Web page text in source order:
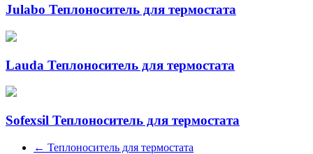
Julabo Теплоноситель для термостата
Lauda Теплоноситель для термостата
Sofexsil Теплоноситель для термостата
← Теплоноситель для термостата